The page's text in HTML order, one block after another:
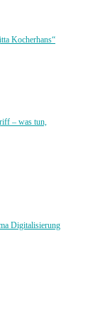
Kocherhans“
– was tun,
Digitalisierung